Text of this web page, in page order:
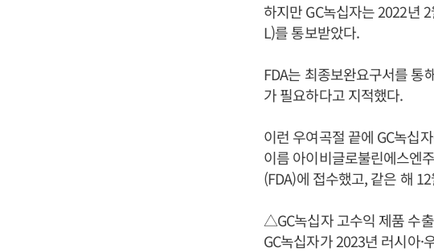
하지만 GC녹십자는 2022년
L)를 통보받았다.
FDA는 최종보완요구서를 통
가 필요하다고 지적했다.
이런 우여곡절 끝에 GC녹십
이름 아이비글로불린에스엔
(FDA)에 접수했고, 같은 해
△GC녹십자 고수익 제품 수
GC녹십자가 2023년 러시아